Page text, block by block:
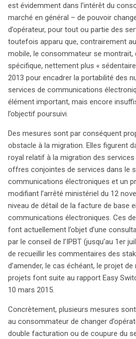
télévision, en plus de la ligne fixe.
persiste : la difficulté à migrer d’un
notamment pour les services de
sont donc mises en place pour
inspirées du rapport Easy Switch de
de réglementation visent à
migration. Ils imposent aux
d’information claires sur les
les conséquences d’un
concernant les frais de résiliation.
pour éviter des coûts
transfert se déroule en plusieurs
formulaire d’autorisation à signer
pour la migration. Un rapport
consommateur après l’intervention
garantissant ainsi la transparence.
indemnisation est prévue pour le
l’implémentation de ces nouvelles
stimuler la concurrence et d’offrir
une meilleure qualité de service,
de changer d’opérateur plus
cette initiative se traduira par des
gamme de services enrichie.
est évidemment dans l’intérêt du
marché en général – de pouvoir
d’opérateur, pour tout ou partie des
toutefois apparu que, contrairement
mobile, le consommateur se montrait,
spécifique, nettement plus «
2013 pour encadrer la portabilité des
services de communications
élément important, mais encore
l’objectif poursuivi.
Des mesures sont par conséquent
obstacle à la migration. Elles figurent
royal relatif à la migration des
offres conjointes de services dans le
communications électroniques et un
modifiant l’arrêté ministériel du 12
niveau de détail de la facture de base
communications électroniques. Ces
font actuellement l’objet d’une
par le conseil de l’IPBT (jusqu’au 1er
de recueillir les commentaires des
d’amender, le cas échéant, le projet
projets font suite au rapport Easy
10 mars 2015.
Concrètement, plusieurs mesures
au consommateur de changer
double facturation ou de coupure du